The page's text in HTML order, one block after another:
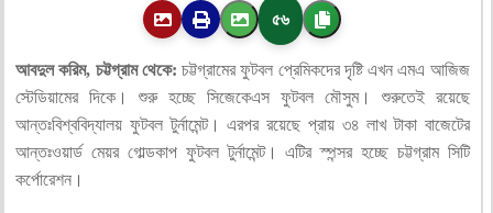
৫৬
আবদুল করিম, চট্টগ্রাম থেকে: চট্টগ্রামের ফুটবল প্রেমিকদের দৃষ্টি এখন এমএ আজিজ
স্টেডিয়ামের দিকে। শুরু হচ্ছে সিজেকেএস ফুটবল মৌসুম। শুরুতেই রয়েছে
আন্তঃবিশ্ববিদ্যালয় ফুটবল টুর্নামেন্ট। এরপর রয়েছে প্রায় ৩৪ লাখ টাকা বাজেটের
আন্তঃওয়ার্ড মেয়র গোল্ডকাপ ফুটবল টুর্নামেন্ট। এটির স্পন্সর হচ্ছে চট্টগ্রাম সিটি
কর্পোরেশন।